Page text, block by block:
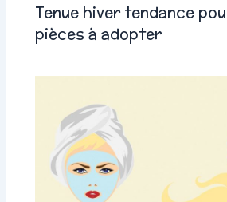
Tenue hiver tendance
pièces à adopter